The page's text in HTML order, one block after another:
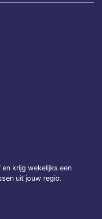
krijg wekelijks een
uit jouw regio.